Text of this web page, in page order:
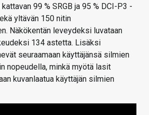
99 % SRGB ja 95 % DCI-P3 -
yltävän 150 nitin
Näkökentän leveydeksi luvataan
134 astetta. Lisäksi
seuraamaan käyttäjänsä silmien
nopeudella, minkä myötä lasit
kuvanlaatua käyttäjän silmien